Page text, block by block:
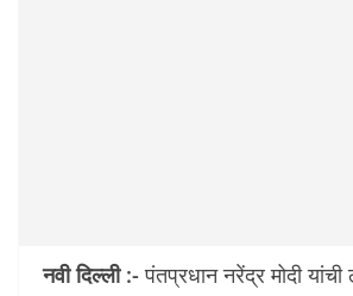
नवी दिल्ली :-पंतप्रधान नरेंद्र मोदी